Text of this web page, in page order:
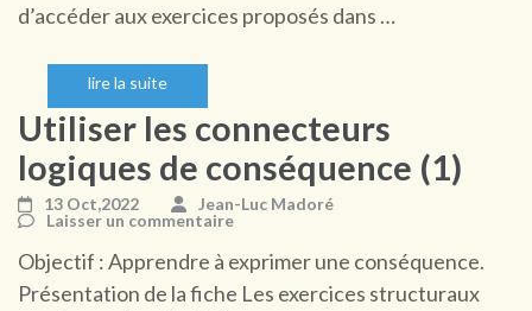
d’accéder aux exercices proposés dans …
lire la suite
Utiliser les connecteurs
logiques de conséquence (1)
13 Oct,2022
Jean-Luc Madoré
Laisser un commentaire
Objectif : Apprendre à exprimer une conséquence.
Présentation de la fiche Les exercices structuraux